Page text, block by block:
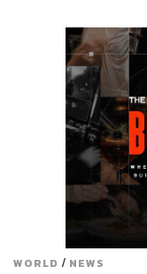
WORLD / NEWS